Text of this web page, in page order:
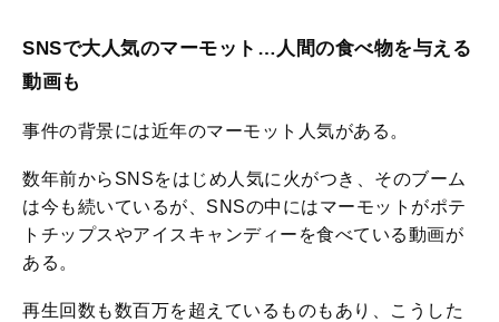
SNSで大人気のマーモット…人間の食べ物を与える
動画も
事件の背景には近年のマーモット人気がある。
数年前からSNSをはじめ人気に火がつき、そのブーム
は今も続いているが、SNSの中にはマーモットがポテ
トチップスやアイスキャンディーを食べている動画が
ある。
再生回数も数百万を超えているものもあり、こうした